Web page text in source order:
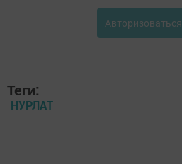
Авторизоваться
Теги:
НУРЛАТ